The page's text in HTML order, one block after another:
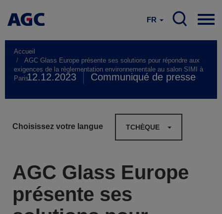
FR
Accueil
AGC Glass Europe présente ses solutions pour répondre aux
exigences de la règlementation environnementale au salon SIMI à
Paris12.12.2023 Communiqué de presse
Choisissez votre langue TCHÈQUE
AGC Glass Europe
présente ses